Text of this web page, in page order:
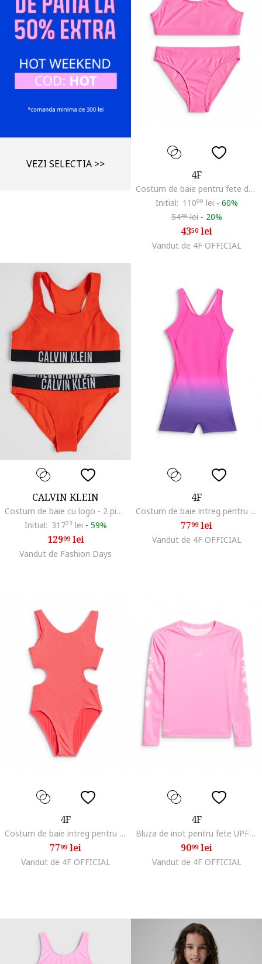
VEZI SELECTIA >>
4F
Costum de baie pentru fete doua piese, roz, poliester si elastan, bretele groase, uscare rapida
Initial: 11099 lei - 60%
5438lei - 20%
4350lei
Vandut de 4F OFFICIAL
CALVIN KLEIN
Costum de baie cu logo - 2 piese, Coral
Initial: 31723 lei - 59%
12999lei
Vandut de Fashion Days
4F
Costum de baie intreg pentru fete protectie impotriva clorului, UPF 30+, roz|mov, poliamida|elastan
7799lei
Vandut de 4F OFFICIAL
4F
Costum de baie intreg pentru fete portocaliu, poliester/elastan, cu uscare rapida
7799lei
Vandut de 4F OFFICIAL
4F
Bluza de inot pentru fete UPF 50+, uscare rapida, imprimeu, roz, poliester
9099lei
Vandut de 4F OFFICIAL